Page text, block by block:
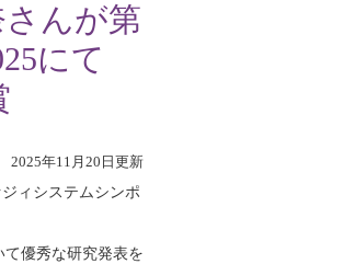
んが第
にて
2025年11月20日更新
ィシステムシンポ
優秀な研究発表を